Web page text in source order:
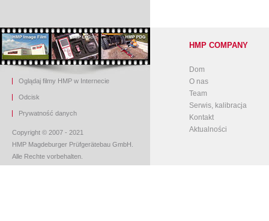
Oglądaj filmy HMP w Internecie
Odcisk
Prywatność danych
Copyright © 2007 - 2021
HMP Magdeburger Prüfgerätebau GmbH.
Alle Rechte vorbehalten.
HMP COMPANY
Dom
O nas
Team
Serwis, kalibracja
Kontakt
Aktualności